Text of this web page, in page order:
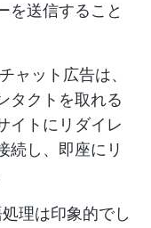
を送信すること
ャット広告は、
タクトを取れる
イトにリダイレ
続し、即座にリ
理は印象的でし